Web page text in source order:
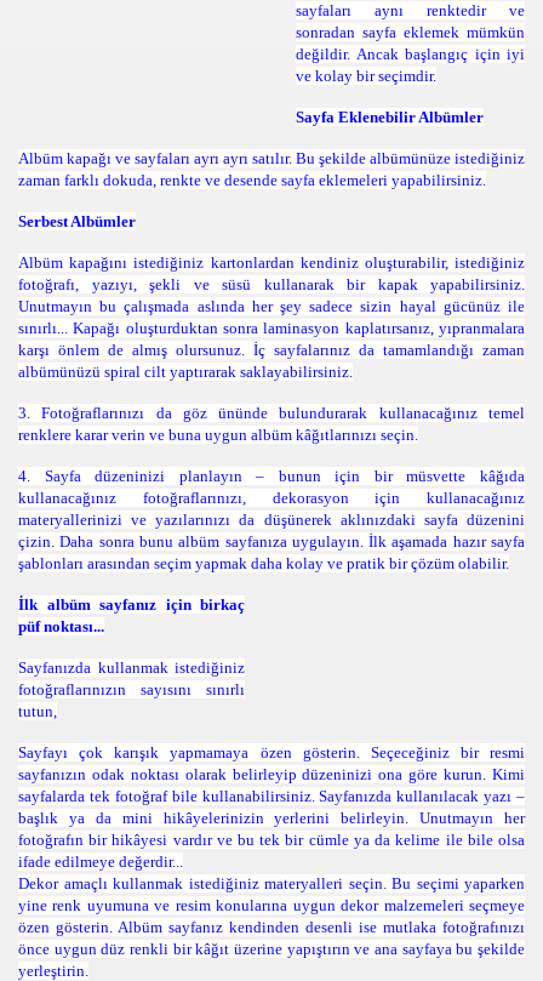
sayfaları aynı renktedir ve
sonradan sayfa eklemek mümkün
değildir. Ancak başlangıç için iyi
ve kolay bir seçimdir.
Sayfa Eklenebilir Albümler
Albüm kapağı ve sayfaları ayrı ayrı satılır. Bu şekilde albümünüze istediğiniz
zaman farklı dokuda, renkte ve desende sayfa eklemeleri yapabilirsiniz.
Serbest Albümler
Albüm kapağını istediğiniz kartonlardan kendiniz oluşturabilir, istediğiniz
fotoğrafı, yazıyı, şekli ve süsü kullanarak bir kapak yapabilirsiniz.
Unutmayın bu çalışmada aslında her şey sadece sizin hayal gücünüz ile
sınırlı... Kapağı oluşturduktan sonra laminasyon kaplatırsanız, yıpranmalara
karşı önlem de almış olursunuz. İç sayfalarınız da tamamlandığı zaman
albümünüzü spiral cilt yaptırarak saklayabilirsiniz.
3.
Fotoğraflarınızı da göz ününde bulundurarak kullanacağınız temel
renklere karar verin ve buna uygun albüm kâğıtlarınızı seçin.
4.
Sayfa düzeninizi planlayın – bunun için bir müsvette kâğıda
kullanacağınız fotoğraflarınızı, dekorasyon için kullanacağınız
materyallerinizi ve yazılarınızı da düşünerek aklınızdaki sayfa düzenini
çizin. Daha sonra bunu albüm sayfanıza uygulayın. İlk aşamada hazır sayfa
şablonları arasından seçim yapmak daha kolay ve pratik bir çözüm olabilir.
İlk albüm sayfanız için birkaç
püf noktası...
Sayfanızda kullanmak istediğiniz
fotoğraflarınızın sayısını sınırlı
tutun,
Sayfayı çok karışık yapmamaya özen gösterin. Seçeceğiniz bir resmi
sayfanızın odak noktası olarak belirleyip düzeninizi ona göre kurun. Kimi
sayfalarda tek fotoğraf bile kullanabilirsiniz. Sayfanızda kullanılacak yazı –
başlık ya da mini hikâyelerinizin yerlerini belirleyin. Unutmayın her
fotoğrafın bir hikâyesi vardır ve bu tek bir cümle ya da kelime ile bile olsa
ifade edilmeye değerdir...
Dekor amaçlı kullanmak istediğiniz materyalleri seçin. Bu seçimi yaparken
yine renk uyumuna ve resim konularına uygun dekor malzemeleri seçmeye
özen gösterin. Albüm sayfanız kendinden desenli ise mutlaka fotoğrafınızı
önce uygun düz renkli bir kâğıt üzerine yapıştırın ve ana sayfaya bu şekilde
yerleştirin.